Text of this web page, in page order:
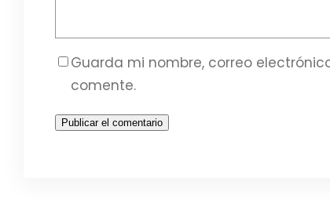
Guarda mi nombre, correo
comente.